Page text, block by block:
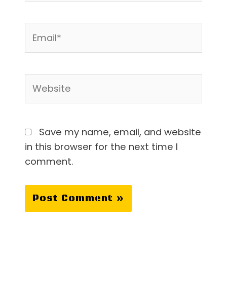
Save my name, email, and website
in this browser for the next time I
comment.